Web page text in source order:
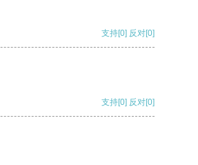
支持[0] 反对[0]
支持[0] 反对[0]